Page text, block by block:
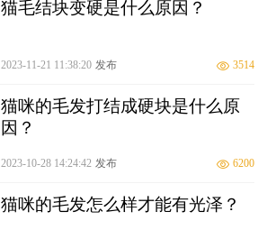
猫毛结块变硬是什么原因？
2023-11-21 11:38:20 发布 3514
猫咪的毛发打结成硬块是什么原
因？
2023-10-28 14:24:42 发布 6200
猫咪的毛发怎么样才能有光泽？